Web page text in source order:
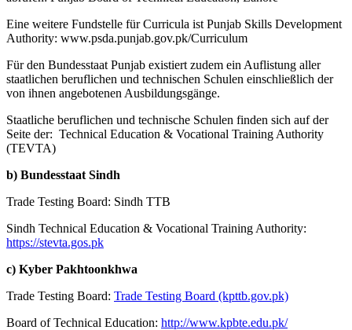
Eine weitere Fundstelle für Curricula ist Punjab Skills Development
Authority: www.psda.punjab.gov.pk/Curriculum
Für den Bundesstaat Punjab existiert zudem ein Auflistung aller
staatlichen beruflichen und technischen Schulen einschließlich der
von ihnen angebotenen Ausbildungsgänge.
Staatliche beruflichen und technische Schulen finden sich auf der
Seite der: Technical Education & Vocational Training Authority
(TEVTA)
b) Bundesstaat Sindh
Trade Testing Board: Sindh TTB
Sindh Technical Education & Vocational Training Authority:
https://stevta.gos.pk
c) Kyber Pakhtoonkhwa
Trade Testing Board: Trade Testing Board (kpttb.gov.pk)
Board of Technical Education: http://www.kpbte.edu.pk/